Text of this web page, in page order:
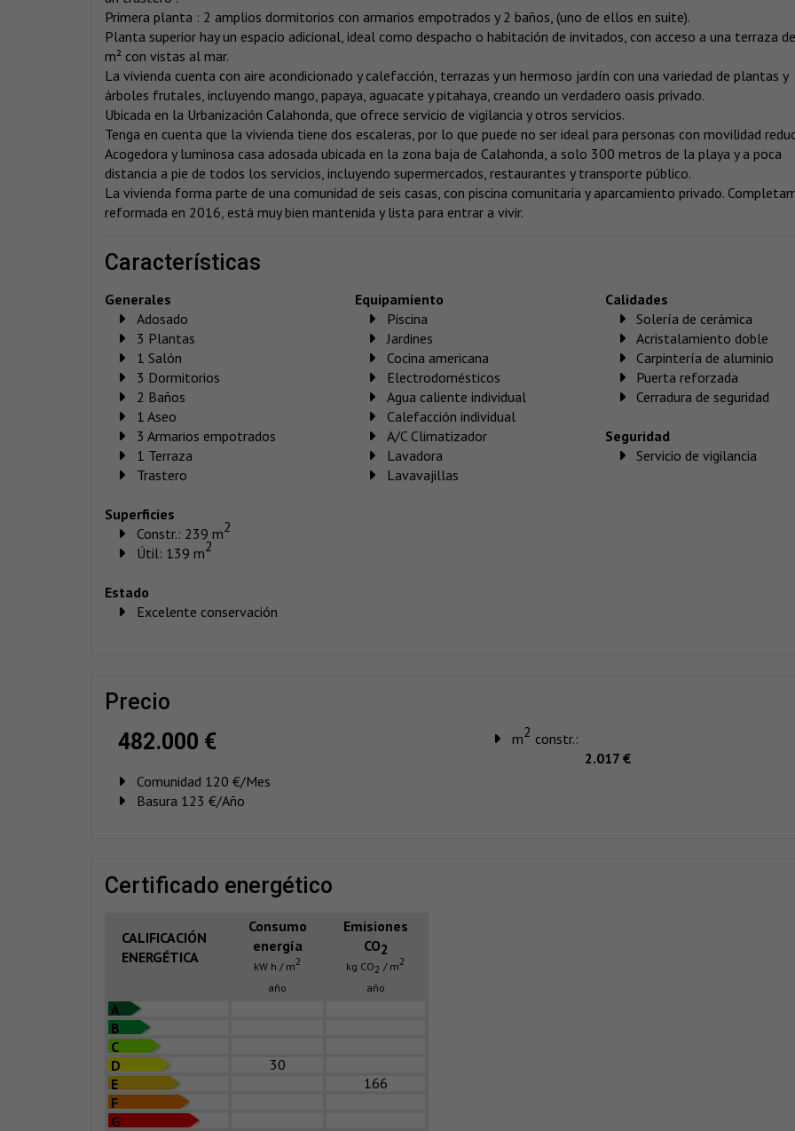
Primera planta : 2 amplios dormitorios con armarios empotrados y 2 baños, (uno de ellos en suite).
Planta superior hay un espacio adicional, ideal como despacho o habitación de invitados, con acceso a una terraza
m² con vistas al mar.
La vivienda cuenta con aire acondicionado y calefacción, terrazas y un hermoso jardín con una variedad de plantas y
árboles frutales, incluyendo mango, papaya, aguacate y pitahaya, creando un verdadero oasis privado.
Ubicada en la Urbanización Calahonda, que ofrece servicio de vigilancia y otros servicios.
Tenga en cuenta que la vivienda tiene dos escaleras, por lo que puede no ser ideal para personas con movilidad
Acogedora y luminosa casa adosada ubicada en la zona baja de Calahonda, a solo 300 metros de la playa y a poca
distancia a pie de todos los servicios, incluyendo supermercados, restaurantes y transporte público.
La vivienda forma parte de una comunidad de seis casas, con piscina comunitaria y aparcamiento privado.
reformada en 2016, está muy bien mantenida y lista para entrar a vivir.
características
Generales
Adosado
3 Plantas
1 Salón
3 Dormitorios
2 Baños
1 Aseo
3 Armarios empotrados
1 Terraza
Trastero
Superficies
Constr.: 239 m2
Útil: 139 m2
Estado
Excelente conservación
Equipamiento
Piscina
Jardines
Cocina americana
Electrodomésticos
Agua caliente individual
Calefacción individual
A/C Climatizador
Lavadora
Lavavajillas
Calidades
Solería de cerámica
Acristalamiento doble
Carpintería de aluminio
Puerta reforzada
Cerradura de seguridad
Seguridad
Servicio de vigilancia
precio
482.000 €
m2 constr.:
2.017 €
Comunidad 120 €/Mes
Basura 123 €/Año
certificado energético
CALIFICACIÓN
ENERGÉTICA
Consumo
energía
kW h / m2
año
Emisiones
CO2
kg CO2 / m2
año
A
B
C
D
30
E
166
F
G